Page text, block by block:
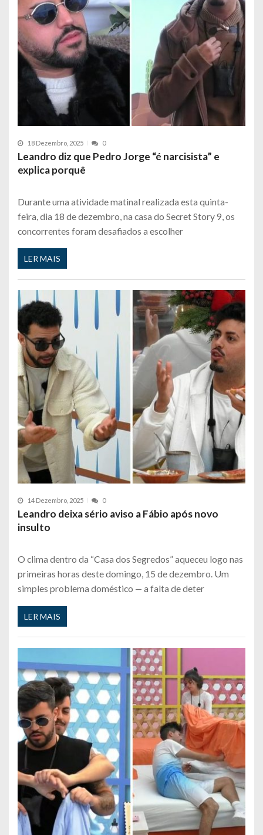
18 Dezembro, 2025 0
Leandro diz que Pedro Jorge “é narcisista” e
explica porquê
Durante uma atividade matinal realizada esta quinta-
feira, dia 18 de dezembro, na casa do Secret Story 9, os
concorrentes foram desafiados a escolher
LER MAIS
14 Dezembro, 2025 0
Leandro deixa sério aviso a Fábio após novo
insulto
O clima dentro da “Casa dos Segredos” aqueceu logo nas
primeiras horas deste domingo, 15 de dezembro. Um
simples problema doméstico — a falta de deter
LER MAIS